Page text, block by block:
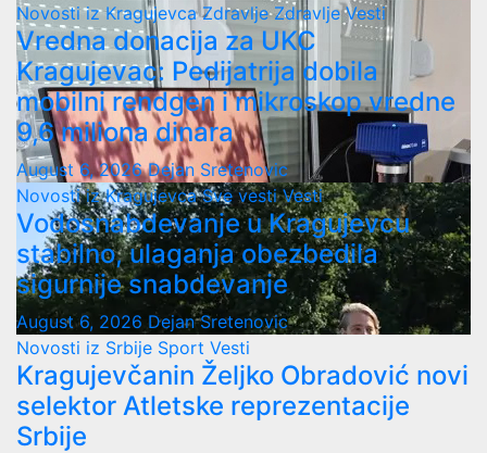
Novosti iz KragujevcaZdravljeZdravlje Vesti
Vredna donacija za UKC
Kragujevac: Pedijatrija dobila
mobilni rendgen i mikroskop vredne
9,6 miliona dinara
August 6, 2026Dejan Sretenovic
Novosti iz KragujevcaSve vestiVesti
Vodosnabdevanje u Kragujevcu
stabilno, ulaganja obezbedila
sigurnije snabdevanje
August 6, 2026 Dejan Sretenovic
Novosti iz Srbije Sport Vesti
Kragujevčanin Željko Obradović novi
selektor Atletske reprezentacije
Srbije